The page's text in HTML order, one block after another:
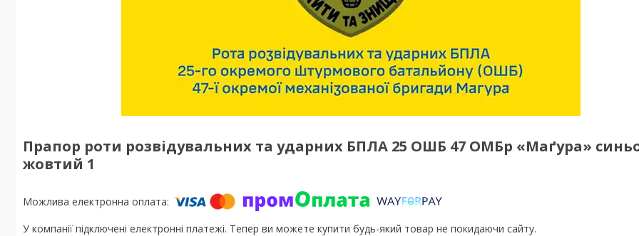
Прапор роти розвідувальних та ударних БПЛА 25 ОШБ 47 ОМБр «Маґура»
жовтий 1
У компанії підключені електронні платежі. Тепер ви можете купити будь-який товар не покидаючи сайту.